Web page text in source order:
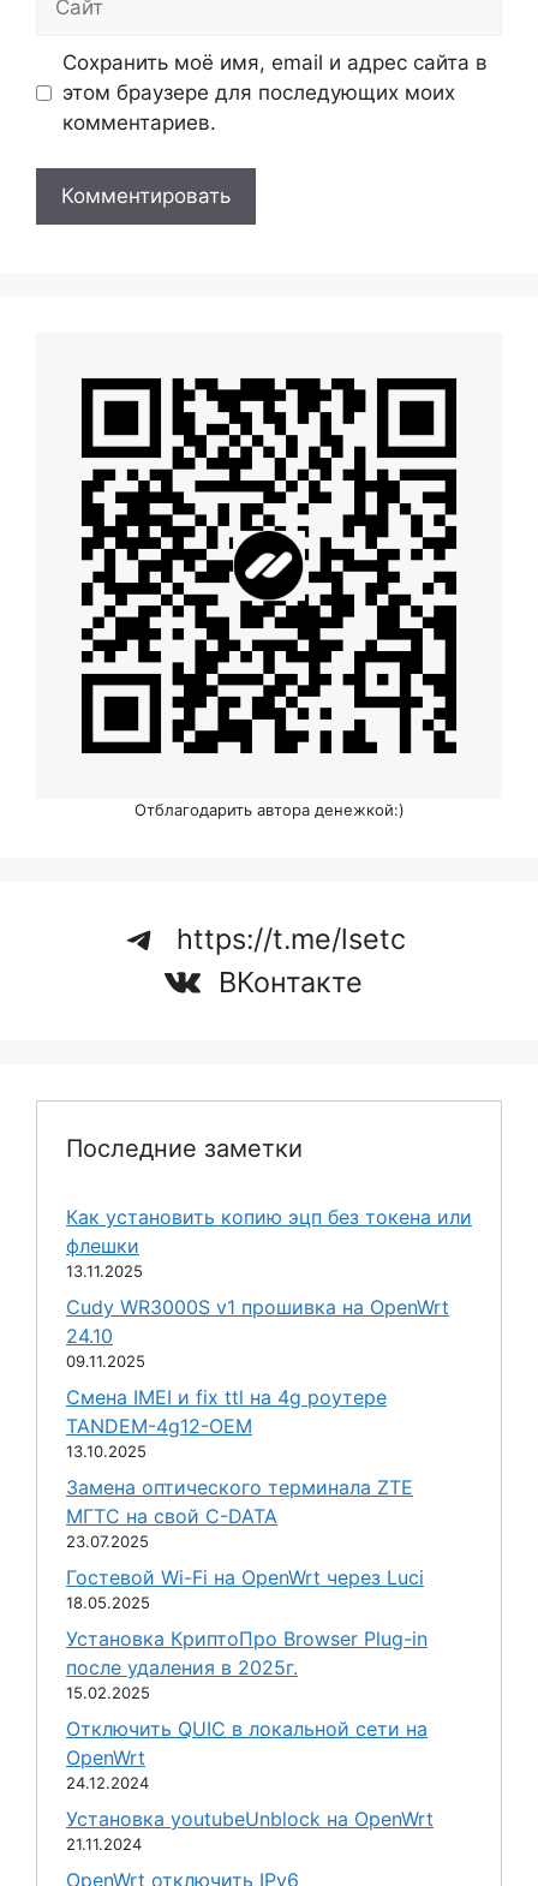
Сохранить моё имя, email и адрес сайта в
этом браузере для последующих моих
комментариев.
Отблагодарить автора денежкой:)
https://t.me/lsetc
ВКонтакте
Последние заметки
Как установить копию эцп без токена или
флешки
13.11.2025
Cudy WR3000S v1 прошивка на OpenWrt
24.10
09.11.2025
Смена IMEI и fix ttl на 4g роутере
TANDEM-4g12-OEM
13.10.2025
Замена оптического терминала ZTE
МГТС на свой C-DATA
23.07.2025
Гостевой Wi-Fi на OpenWrt через Luci
18.05.2025
Установка КриптоПро Browser Plug-in
после удаления в 2025г.
15.02.2025
Отключить QUIC в локальной сети на
OpenWrt
24.12.2024
Установка youtubeUnblock на OpenWrt
21.11.2024
OpenWrt отключить IPv6